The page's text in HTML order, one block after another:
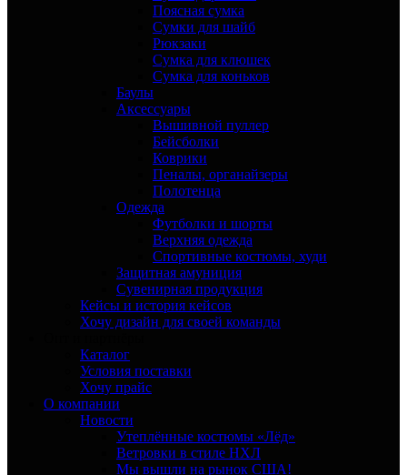
Поясная сумка
Сумки для шайб
Рюкзаки
Сумка для клюшек
Сумка для коньков
Баулы
Аксессуары
Вышивной пуллер
Бейсболки
Коврики
Пеналы, органайзеры
Полотенца
Одежда
Футболки и шорты
Верхняя одежда
Спортивные костюмы, худи
Защитная амуниция
Сувенирная продукция
Кейсы и история кейсов
Хочу дизайн для своей команды
Каталог
Условия поставки
Хочу прайс
О компании
Новости
Утеплённые костюмы «Лёд»
Ветровки в стиле НХЛ
Мы вышли на рынок США!